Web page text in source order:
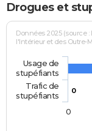
Drogues et
Données 2025 (source
l'Intérieur et des Outre-
0
Usage de
stupéfiants
Trafic de
stupéfiants
0